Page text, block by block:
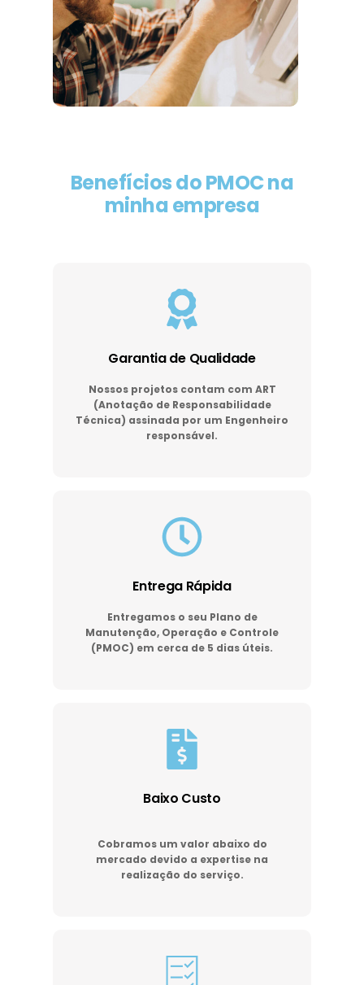
Benefícios do PMOC na
minha empresa
Garantia de Qualidade
Nossos projetos contam com ART
(Anotação de Responsabilidade
Técnica) assinada por um Engenheiro
responsável.
Entrega Rápida
Entregamos o seu Plano de
Manutenção, Operação e Controle
(PMOC) em cerca de 5 dias úteis.
Baixo Custo
Cobramos um valor abaixo do
mercado devido a expertise na
realização do serviço.